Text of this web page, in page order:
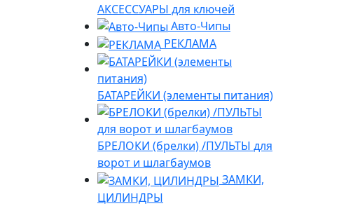
АКСЕССУАРЫ для ключей
Авто-Чипы
РЕКЛАМА
БАТАРЕЙКИ (элементы питания)
БРЕЛОКИ (брелки) /ПУЛЬТЫ для
ворот и шлагбаумов
ЗАМКИ,
ЦИЛИНДРЫ